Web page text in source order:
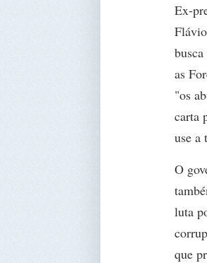
Ex-
as
"os
carta
use a
O
luta
que